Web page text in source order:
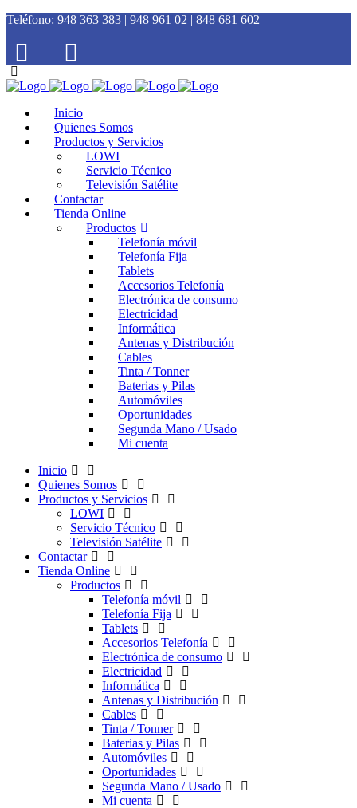
Teléfono: 948 363 383 | 948 961 02 | 848 681 602
Inicio
Quienes Somos
Productos y Servicios
LOWI
Servicio Técnico
Televisión Satélite
Contactar
Tienda Online
Productos
Telefonía móvil
Telefonía Fija
Tablets
Accesorios Telefonía
Electrónica de consumo
Electricidad
Informática
Antenas y Distribución
Cables
Tinta / Tonner
Baterias y Pilas
Automóviles
Oportunidades
Segunda Mano / Usado
Mi cuenta
Inicio
Quienes Somos
Productos y Servicios
LOWI
Servicio Técnico
Televisión Satélite
Contactar
Tienda Online
Productos
Telefonía móvil
Telefonía Fija
Tablets
Accesorios Telefonía
Electrónica de consumo
Electricidad
Informática
Antenas y Distribución
Cables
Tinta / Tonner
Baterias y Pilas
Automóviles
Oportunidades
Segunda Mano / Usado
Mi cuenta